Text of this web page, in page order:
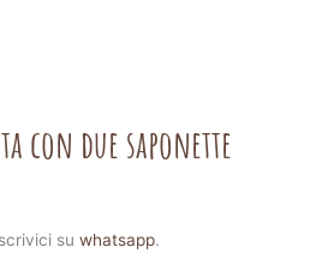
con due saponette
su whatsapp.